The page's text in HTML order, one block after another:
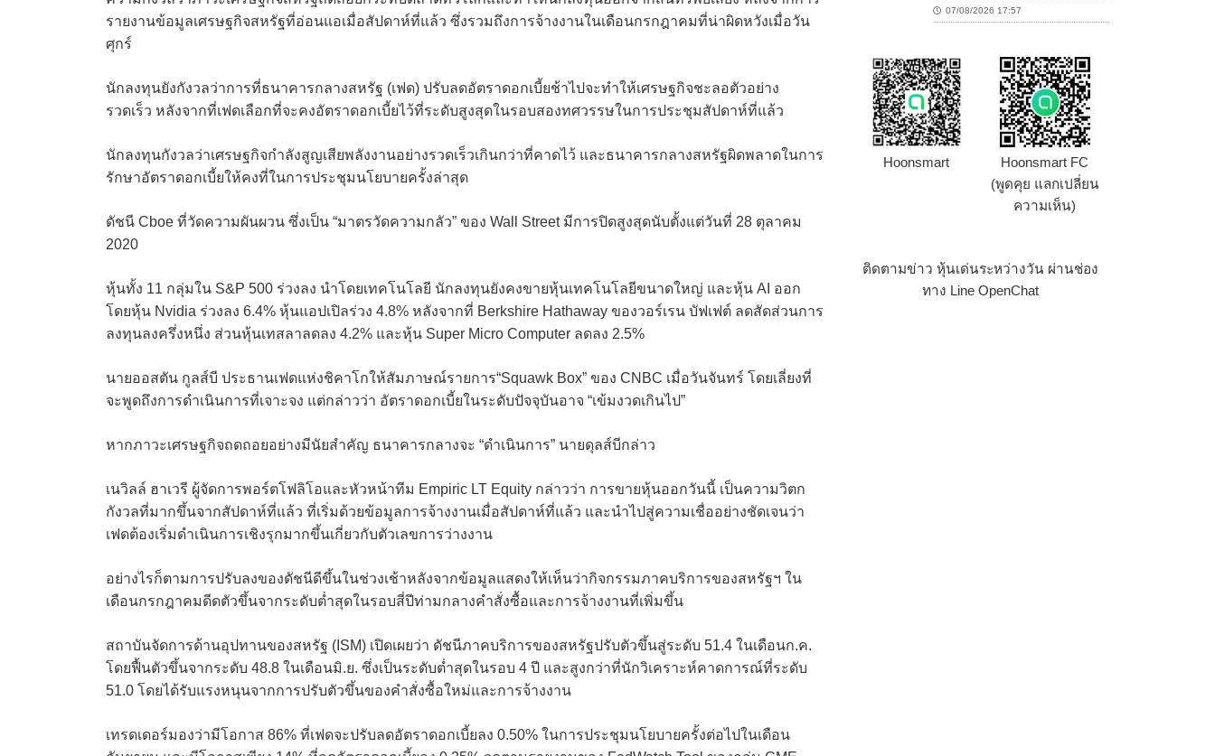
รายงานข้อมูลเศรษฐกิจสหรัฐที่อ่อนแอเมื่อสัปดาห์ที่แล้ว ซึ่งรวมถึงการจ้างงานในเดือนกรกฎาคมที่น่าผิดหวังเมื่อวัน
ศุกร์
นักลงทุนยังกังวลว่าการที่ธนาคารกลางสหรัฐ (เฟด) ปรับลดอัตราดอกเบี้ยช้าไปจะทำให้เศรษฐกิจชะลอตัวอย่าง
รวดเร็ว หลังจากที่เฟดเลือกที่จะคงอัตราดอกเบี้ยไว้ที่ระดับสูงสุดในรอบสองทศวรรษในการประชุมสัปดาห์ที่แล้ว
นักลงทุนกังวลว่าเศรษฐกิจกำลังสูญเสียพลังงานอย่างรวดเร็วเกินกว่าที่คาดไว้ และธนาคารกลางสหรัฐผิดพลาดในการ
รักษาอัตราดอกเบี้ยให้คงที่ในการประชุมนโยบายครั้งล่าสุด
ดัชนี Cboe ที่วัดความผันผวน ซึ่งเป็น “มาตรวัดความกลัว” ของ Wall Street มีการปิดสูงสุดนับตั้งแต่วันที่ 28 ตุลาคม
2020
หุ้นทั้ง 11 กลุ่มใน S&P 500 ร่วงลง นำโดยเทคโนโลยี นักลงทุนยังคงขายหุ้นเทคโนโลยีขนาดใหญ่ และหุ้น AI ออก
โดยหุ้น Nvidia ร่วงลง 6.4% หุ้นแอปเปิลร่วง 4.8% หลังจากที่ Berkshire Hathaway ของวอร์เรน บัฟเฟต์ ลดสัดส่วนการ
ลงทุนลงครึ่งหนึ่ง ส่วนหุ้นเทสลาลดลง 4.2% และหุ้น Super Micro Computer ลดลง 2.5%
นายออสตัน กูลส์บี ประธานเฟดแห่งชิคาโกให้สัมภาษณ์รายการ“Squawk Box” ของ CNBC เมื่อวันจันทร์ โดยเลี่ยงที่
จะพูดถึงการดำเนินการที่เจาะจง แต่กล่าวว่า อัตราดอกเบี้ยในระดับปัจจุบันอาจ “เข้มงวดเกินไป”
หากภาวะเศรษฐกิจถดถอยอย่างมีนัยสำคัญ ธนาคารกลางจะ “ดำเนินการ” นายดุลส์บีกล่าว
เนวิลล์ ฮาเวรี ผู้จัดการพอร์ตโฟลิโอและหัวหน้าทีม Empiric LT Equity กล่าวว่า การขายหุ้นออกวันนี้ เป็นความวิตก
กังวลที่มากขึ้นจากสัปดาห์ที่แล้ว ที่เริ่มด้วยข้อมูลการจ้างงานเมื่อสัปดาห์ที่แล้ว และนำไปสู่ความเชื่ออย่างชัดเจนว่า
เฟดต้องเริ่มดำเนินการเชิงรุกมากขึ้นเกี่ยวกับตัวเลขการว่างงาน
อย่างไรก็ตามการปรับลงของดัชนีดีขึ้นในช่วงเช้าหลังจากข้อมูลแสดงให้เห็นว่ากิจกรรมภาคบริการของสหรัฐฯ ใน
เดือนกรกฎาคมดีดตัวขึ้นจากระดับต่ำสุดในรอบสี่ปีท่ามกลางคำสั่งซื้อและการจ้างงานที่เพิ่มขึ้น
สถาบันจัดการด้านอุปทานของสหรัฐ (ISM) เปิดเผยว่า ดัชนีภาคบริการของสหรัฐปรับตัวขึ้นสู่ระดับ 51.4 ในเดือนก.ค.
โดยฟื้นตัวขึ้นจากระดับ 48.8 ในเดือนมิ.ย. ซึ่งเป็นระดับต่ำสุดในรอบ 4 ปี และสูงกว่าที่นักวิเคราะห์คาดการณ์ที่ระดับ
51.0 โดยได้รับแรงหนุนจากการปรับตัวขึ้นของคำสั่งซื้อใหม่และการจ้างงาน
เทรดเดอร์มองว่ามีโอกาส 86% ที่เฟดจะปรับลดอัตราดอกเบี้ยลง 0.50% ในการประชุมนโยบายครั้งต่อไปในเดือน
07/08/2026 17:57
Hoonsmart
Hoonsmart FC
(พูดคุย แลกเปลี่ยน
ความเห็น)
ติดตามข่าว หุ้นเด่นระหว่างวัน ผ่านช่อง
ทาง Line OpenChat